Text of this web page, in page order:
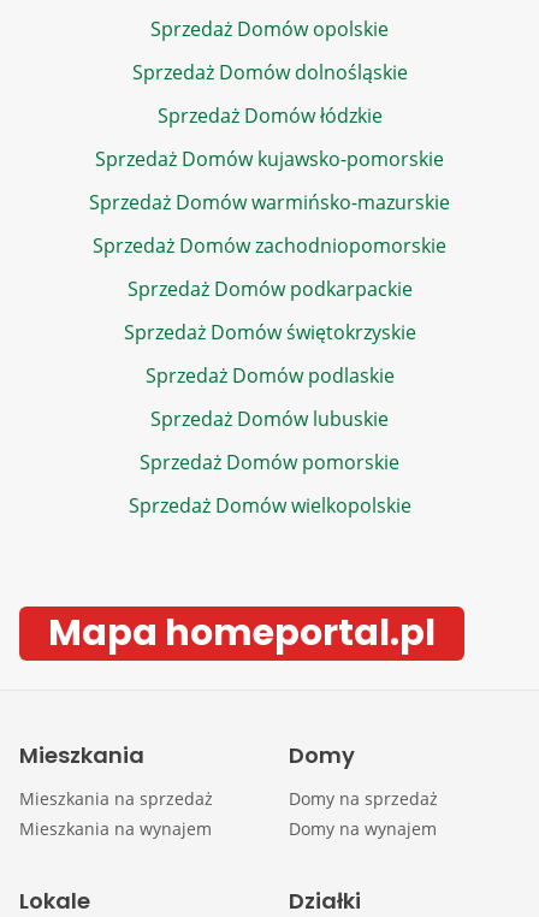
Sprzedaż Domów opolskie
Sprzedaż Domów dolnośląskie
Sprzedaż Domów łódzkie
Sprzedaż Domów kujawsko-pomorskie
Sprzedaż Domów warmińsko-mazurskie
Sprzedaż Domów zachodniopomorskie
Sprzedaż Domów podkarpackie
Sprzedaż Domów świętokrzyskie
Sprzedaż Domów podlaskie
Sprzedaż Domów lubuskie
Sprzedaż Domów pomorskie
Sprzedaż Domów wielkopolskie
Mapa homeportal.pl
Mieszkania
Mieszkania na sprzedaż
Mieszkania na wynajem
Domy
Domy na sprzedaż
Domy na wynajem
Lokale Działki